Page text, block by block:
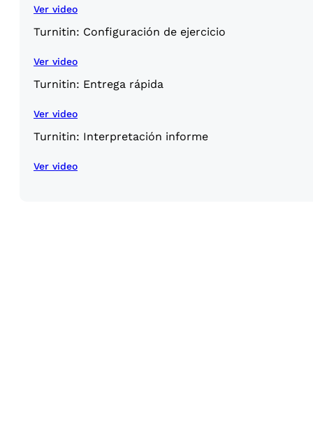
Ver video
Turnitin: Configuración de ejercicio
Ver video
Turnitin: Entrega rápida
Ver video
Turnitin: Interpretación informe
Ver video